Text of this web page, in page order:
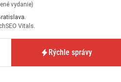
vydanie)
Vitals.
Rýchle správy